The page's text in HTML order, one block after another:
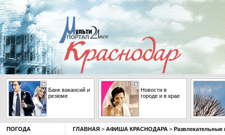
Банк вакансий и
резюме
Новости в
городе и в крае
ПОГОДА
ГЛАВНАЯ > АФИША КРАСНОДАРА > Развлекательные